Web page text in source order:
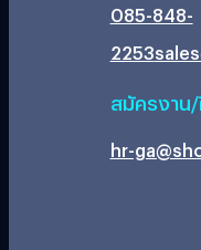
085-848-
2253
สมัครงาน
hr-